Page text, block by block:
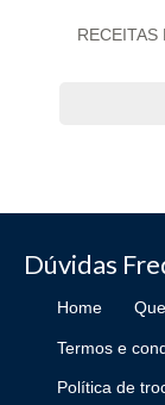
RECEITAS
Dúvidas
Home
Termos e
Política de